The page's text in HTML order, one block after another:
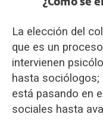
¿Cómo se
La elección del
que es un
intervienen
hasta sociólogos;
está pasando en
sociales hasta